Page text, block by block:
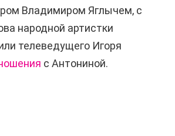
Владимиром Яглычем, с
народной артистки
телеведущего Игоря
с Антониной.